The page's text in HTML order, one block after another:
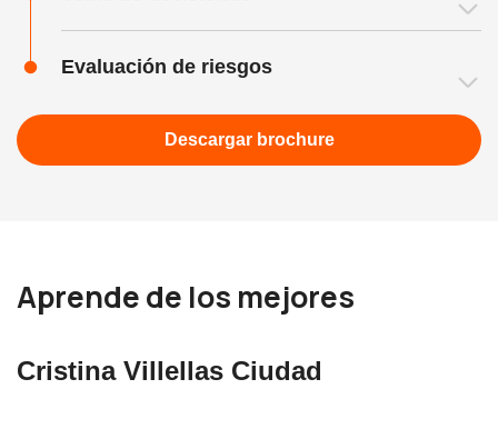
Evaluación de riesgos
Descargar brochure
Aprende de los mejores
Cristina Villellas Ciudad